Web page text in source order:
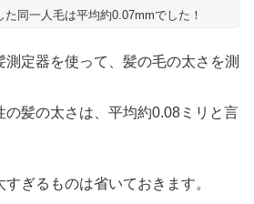
同一人毛は平均約0.07mmでした！
測定器を使って、髪の毛の太さを測
の髪の太さは、平均約0.08ミリと言
ぎるものは省いておきます。